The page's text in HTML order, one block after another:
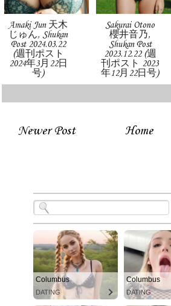
Amaki Jun 天木
じゅん, Shukan
Post 2024.03.22
(週刊ポスト
2024年3月22日
号)
Sakurai Otono
櫻井音乃,
Shukan Post
2023.12.22 (週
刊ポスト 2023
年12月22日号)
Newer Post Home
Columbus
DATING
Columbus
DATING